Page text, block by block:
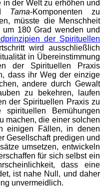
in der Welt zu erhöhen und
Tama-Komponenten zu
müsste die Menschheit
180 Grad wenden und
der Spirituellen
wird ausschließlich
in Übereinstimmung
der Spirituellen Praxis
dass ihr Weg der einzige
andere durch Gewalt
zu bekehren, laufen
der Spirituellen Praxis zu
Bemühungen
machen, die einer solchen
einigen Fällen, in denen
Gesellschaft predigen und
umsetzen, entwickeln
für sich selbst ein
dass eine
ist nahe Null, und daher
unvermeidlich.